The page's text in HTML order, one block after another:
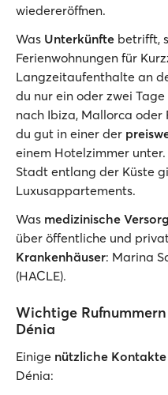
wiedereröffnen.
Was Unterkünfte betrifft,
Ferienwohnungen für
Langzeitaufenthalte an
du nur ein oder zwei
nach Ibiza, Mallorca oder
du gut in einer der
einem Hotelzimmer
Stadt entlang der Küste
Luxusappartements.
Was medizinische
über öffentliche und
Krankenhäuser: Marina
(HACLE).
Wichtige
Dénia
Einige nützliche Kontakte
Dénia: